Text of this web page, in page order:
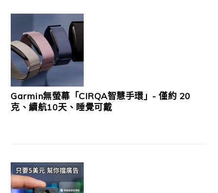
Garmin無螢幕「CIRQA智慧手環」- 僅約 20
克、續航10天、睡覺可戴